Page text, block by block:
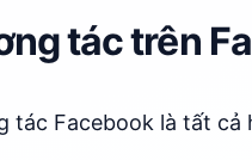
tác trên
tác Facebook là tất cả